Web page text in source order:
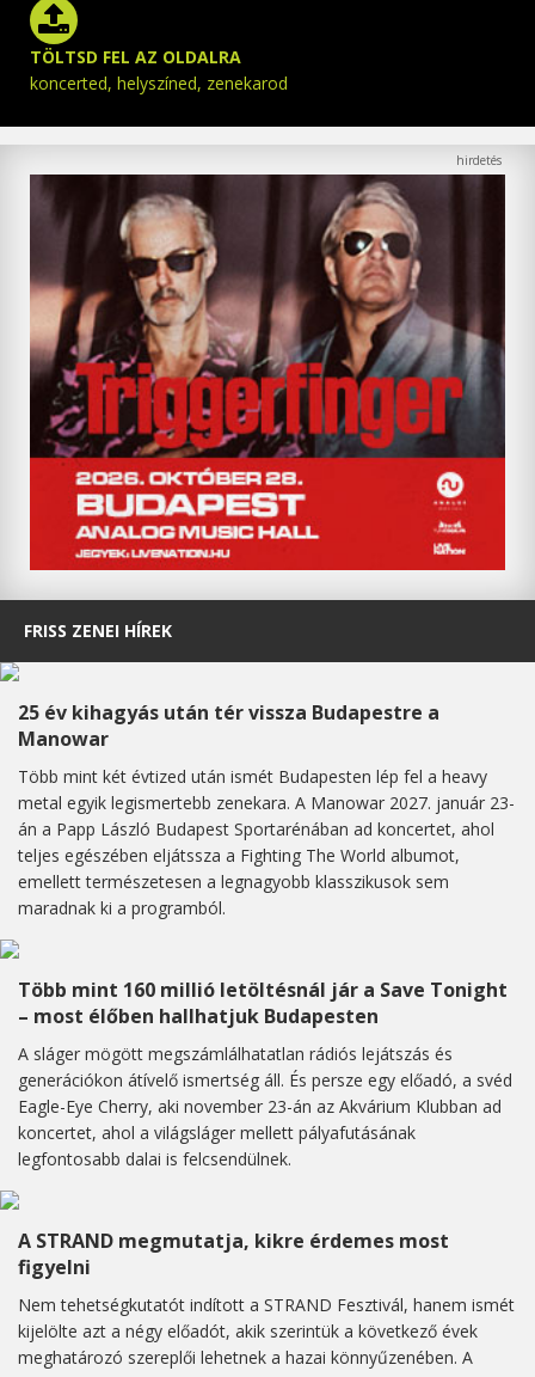
TÖLTSD FEL AZ OLDALRA
koncerted, helyszíned, zenekarod
FRISS ZENEI HÍREK
25 év kihagyás után tér vissza Budapestre a
Manowar
Több mint két évtized után ismét Budapesten lép fel a heavy
metal egyik legismertebb zenekara. A Manowar 2027. január 23-
án a Papp László Budapest Sportarénában ad koncertet, ahol
teljes egészében eljátssza a Fighting The World albumot,
emellett természetesen a legnagyobb klasszikusok sem
maradnak ki a programból.
Több mint 160 millió letöltésnál jár a Save Tonight
– most élőben hallhatjuk Budapesten
A sláger mögött megszámlálhatatlan rádiós lejátszás és
generációkon átívelő ismertség áll. És persze egy előadó, a svéd
Eagle-Eye Cherry, aki november 23-án az Akvárium Klubban ad
koncertet, ahol a világsláger mellett pályafutásának
legfontosabb dalai is felcsendülnek.
A STRAND megmutatja, kikre érdemes most
figyelni
Nem tehetségkutatót indított a STRAND Fesztivál, hanem ismét
kijelölte azt a négy előadót, akik szerintük a következő évek
meghatározó szereplői lehetnek a hazai könnyűzenében. A